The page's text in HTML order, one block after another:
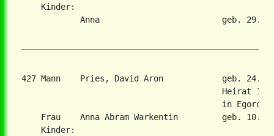
    Kinder:
Anna                         geb. 29.
427 Mann    Pries, David Aron            geb. 24.
Heirat 19.
in
Frau    Anna Abram Warkentin         geb. 10.
    Kinder: